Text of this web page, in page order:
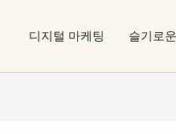
디지털 마케팅 슬기로